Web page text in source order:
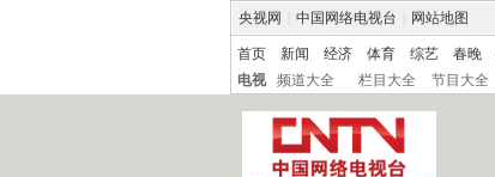
央视网 中国网络电视台 网站地图
首页 新闻 经济 体育 综艺 春晚
电视
频道大全 栏目大全 节目大全